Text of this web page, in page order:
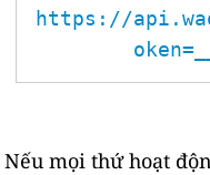
https://
Nếu mọi thứ hoạt